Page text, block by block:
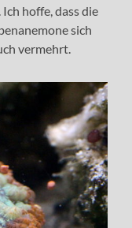
hoffe, dass die
sich
vermehrt.